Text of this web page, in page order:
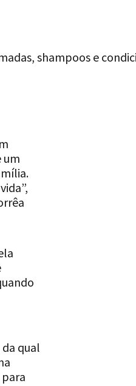
shampoos e
um
qual